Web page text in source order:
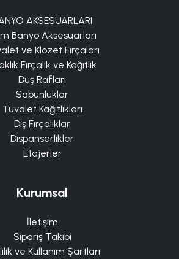
AKSESUARLARI
Banyo Aksesuarları
ve Klozet Fırçaları
Fırçalık ve Kağıtlık
Duş Rafları
Sabunluklar
Tuvalet Kağıtlıkları
Diş Fırçalıklar
Dispanserlikler
Etajerler
Kurumsal
İletişim
Sipariş Takibi
ve Kullanım Şartları